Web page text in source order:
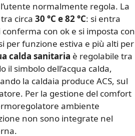
normalmente regola. La
circa 30 °C e 82 °C: si entra
con ok e si imposta con
per funzione estiva e più alti per
calda sanitaria è regolabile tra
simbolo dell’acqua calda,
la caldaia produce ACS, sul
Per la gestione del comfort
ambiente
non sono integrate nel